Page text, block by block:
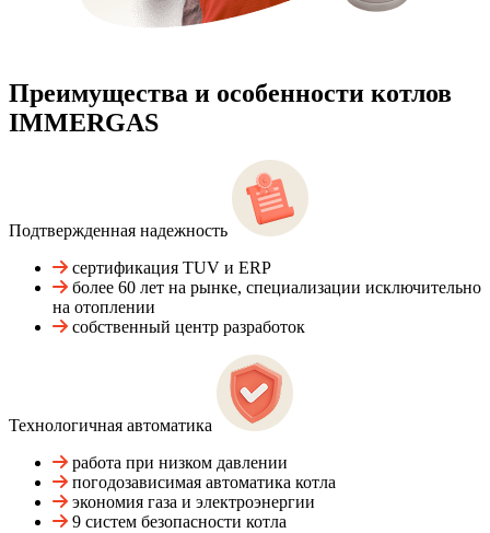
Преимущества и особенности котлов
IMMERGAS
Подтвержденная надежность
сертификация TUV и ERP
более 60 лет на рынке, специализации исключительно
на отоплении
собственный центр разработок
Технологичная автоматика
работа при низком давлении
погодозависимая автоматика котла
экономия газа и электроэнергии
9 систем безопасности котла